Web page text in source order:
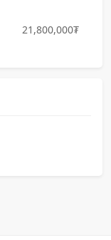
21,800,000₮